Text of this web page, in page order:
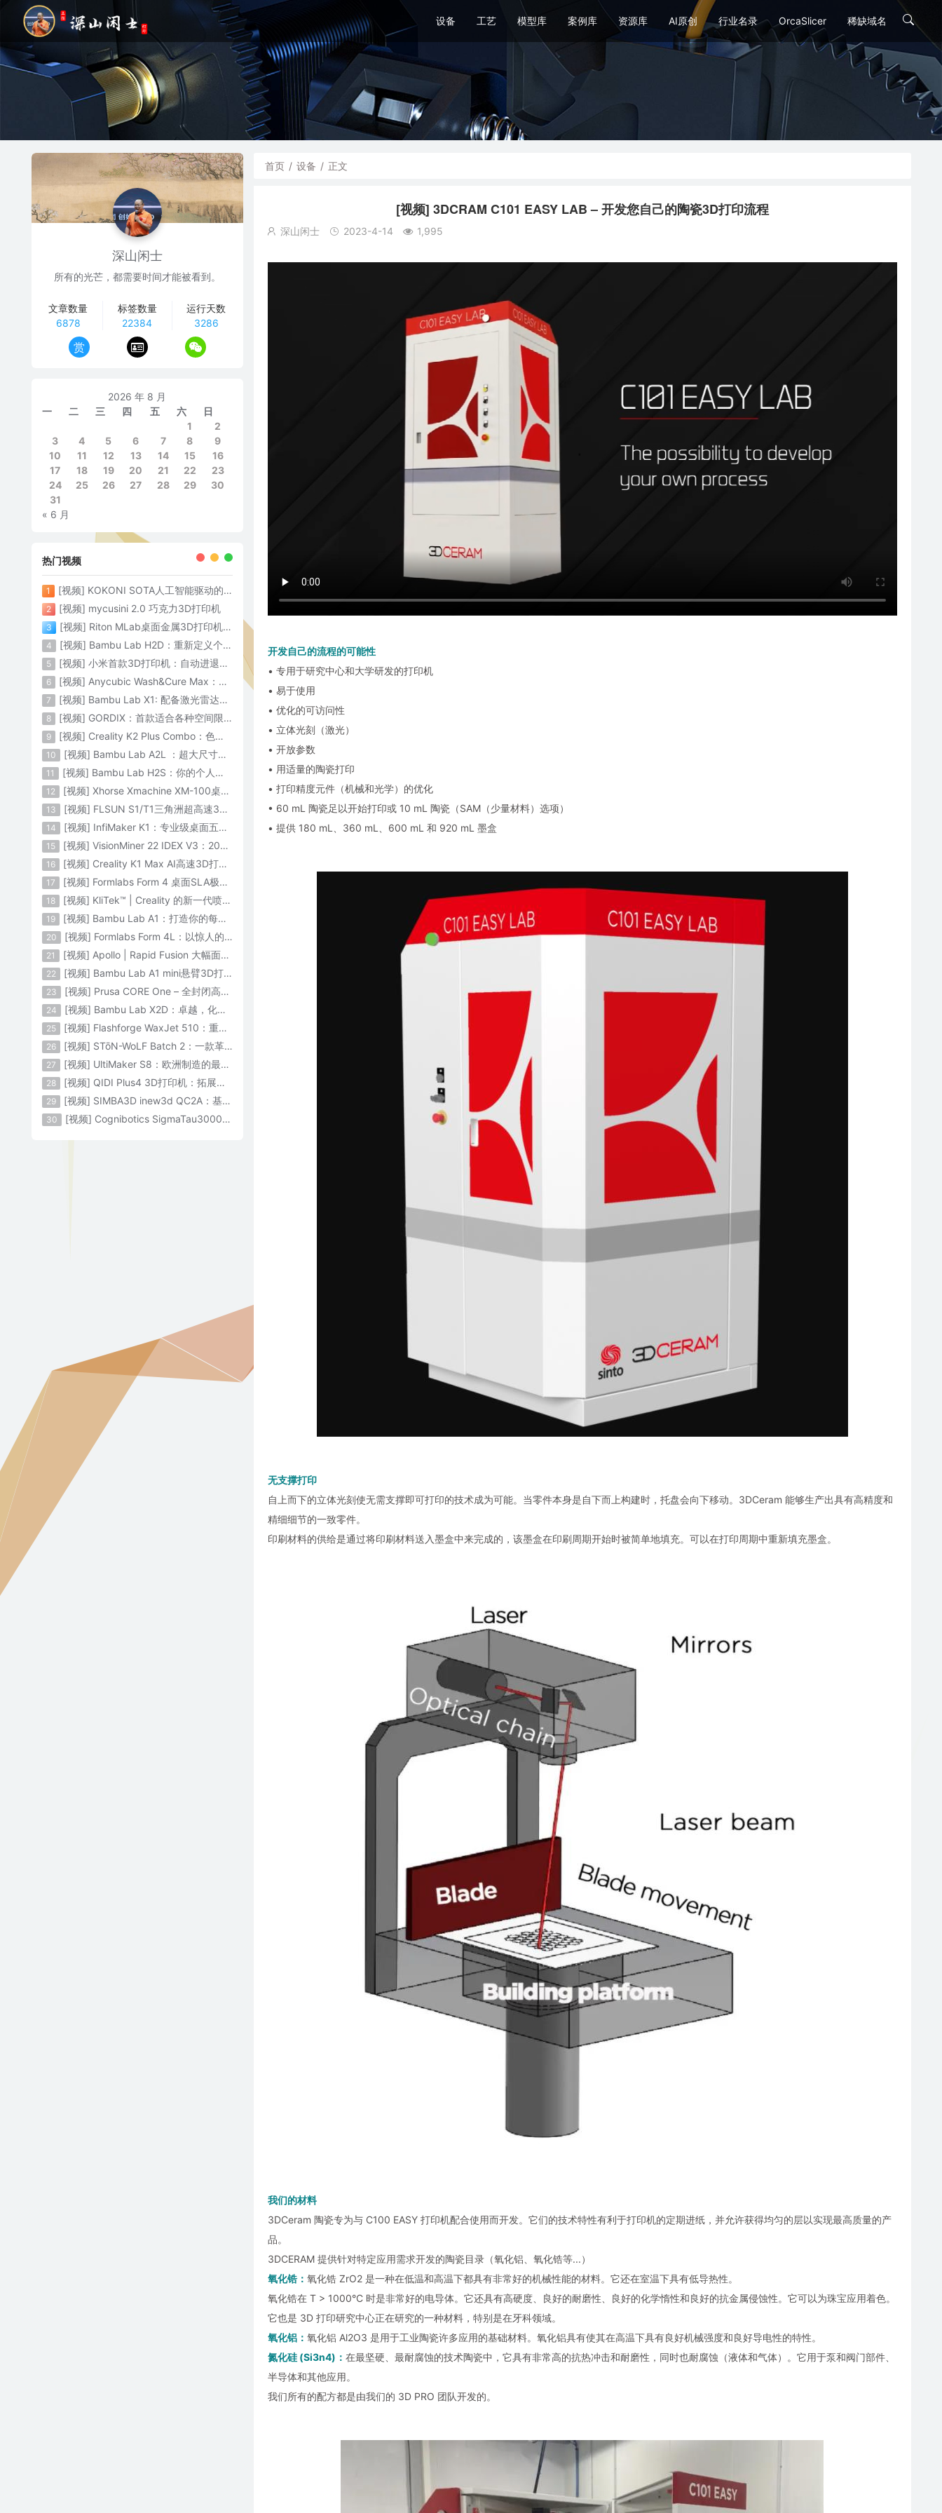
设备 工艺 模型库 案例库 资源库 AI原创 行业名录 OrcaSlicer 稀缺域名
首页 / 设备 / 正文
[视频] 3DCRAM C101 EASY LAB – 开发您自己的陶瓷3D打印流程
深山闲士 2023-4-14 1,995
开发自己的流程的可能性
• 专用于研究中心和大学研发的打印机
• 易于使用
• 优化的可访问性
• 立体光刻（激光）
• 开放参数
• 用适量的陶瓷打印
• 打印精度元件（机械和光学）的优化
• 60 mL 陶瓷足以开始打印或 10 mL 陶瓷（SAM（少量材料）选项）
• 提供 180 mL、360 mL、600 mL 和 920 mL 墨盒
无支撑打印
自上而下的立体光刻使无需支撑即可打印的技术成为可能。当零件本身是自下而上构建时，托盘会向下移动。3DCeram 能够生产出具有高精度和
精细细节的一致零件。
印刷材料的供给是通过将印刷材料送入墨盒中来完成的，该墨盒在印刷周期开始时被简单地填充。可以在打印周期中重新填充墨盒。
我们的材料
3DCeram 陶瓷专为与 C100 EASY 打印机配合使用而开发。它们的技术特性有利于打印机的定期进纸，并允许获得均匀的层以实现最高质量的产
品。
3DCERAM 提供针对特定应用需求开发的陶瓷目录（氧化铝、氧化锆等...）
氧化锆： 氧化锆 ZrO2 是一种在低温和高温下都具有非常好的机械性能的材料。它还在室温下具有低导热性。
氧化锆在 T > 1000°C 时是非常好的电导体。它还具有高硬度、良好的耐磨性、良好的化学惰性和良好的抗金属侵蚀性。它可以为珠宝应用着色。
它也是 3D 打印研究中心正在研究的一种材料，特别是在牙科领域。
氧化铝： 氧化铝 Al2O3 是用于工业陶瓷许多应用的基础材料。氧化铝具有使其在高温下具有良好机械强度和良好导电性的特性。
氮化硅 (Si3n4)： 在最坚硬、最耐腐蚀的技术陶瓷中，它具有非常高的抗热冲击和耐磨性，同时也耐腐蚀（液体和气体）。它用于泵和阀门部件、
半导体和其他应用。
我们所有的配方都是由我们的 3D PRO 团队开发的。
深山闲士
所有的光芒，都需要时间才能被看到。
文章数量
6878
标签数量
22384
运行天数
3286
赏
2026 年 8 月
一
二 三 四 五 六
日
1
2
3
4 5 6 7 8
9
10
11 12 13 14 15
16
17
18 19 20 21 22
23
24
25 26 27 28 29
30
31
« 6 月
热门视频
1 [视频] KOKONI SOTA人工智能驱动的3D打印革命 倒立打印600mm/s
2 [视频] mycusini 2.0 巧克力3D打印机
3 [视频] Riton MLab桌面金属3D打印机：体积小性能强大
4 [视频] Bambu Lab H2D：重新定义个人智造
5 [视频] 小米首款3D打印机：自动进退料、AI云切片、人脸拍照建模 3D玩家兴趣首选
6 [视频] Anycubic Wash&Cure Max：清洗+后固化二合一设备
7 [视频] Bambu Lab X1: 配备激光雷达和人工智能的CoreXY彩色3D打印机
8 [视频] GORDIX：首款适合各种空间限制的3合1便携式数控机床
9 [视频] Creality K2 Plus Combo：色彩与尺寸的史诗级飞跃
10 [视频] Bambu Lab A2L ：超大尺寸家用打印机 告别拆件 轻松一体成型
11 [视频] Bambu Lab H2S：你的个人智造中心
12 [视频] Xhorse Xmachine XM-100桌面级五轴CNC机床：卓越的精度和效率
13 [视频] FLSUN S1/T1三角洲超高速3D打印机 打印速度1200mm/s
14 [视频] InfiMaker K1：专业级桌面五轴数控机床
15 [视频] VisionMiner 22 IDEX V3：2024年最佳工程材料3D打印机
16 [视频] Creality K1 Max AI高速3D打印机：600mm/s打印速度 史诗般的飞跃
17 [视频] Formlabs Form 4 桌面SLA极速3D打印机 工业级打印质量
18 [视频] KliTek™ | Creality 的新一代喷嘴更换系统
19 [视频] Bambu Lab A1：打造你的每一份热爱
20 [视频] Formlabs Form 4L：以惊人的速度获得工业级部件
21 [视频] Apollo | Rapid Fusion 大幅面颗粒3D打印系统
22 [视频] Bambu Lab A1 mini悬臂3D打印机：让多色打印成为标配
23 [视频] Prusa CORE One – 全封闭高速CoreXY 3D打印机配备主动腔体温度控制
24 [视频] Bambu Lab X2D：卓越，化繁为简！
25 [视频] Flashforge WaxJet 510：重新定义精度 专为K金珠宝铸造而生
26 [视频] STōN-WoLF Batch 2：一款革命性的“飞行龙门架”3D打印机
27 [视频] UltiMaker S8：欧洲制造的最快的桌面双材料专业3D打印机
28 [视频] QIDI Plus4 3D打印机：拓展您的想象力
29 [视频] SIMBA3D inew3d QC2A：基于AI建模的桌面全彩色3D打印机
30 [视频] Cognibotics SigmaTau3000 轻型机器人：智能制造的未来